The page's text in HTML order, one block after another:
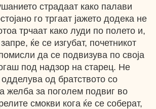
страдаат како палави
го тргаат јажето додека не
трчаат како луди по полето и,
ќе се изгубат, почетникот
да се подвизува по своја
под надзор на старец. Не
од братството со
желба за поголем подвиг во
смокви кога ќе се соберат,